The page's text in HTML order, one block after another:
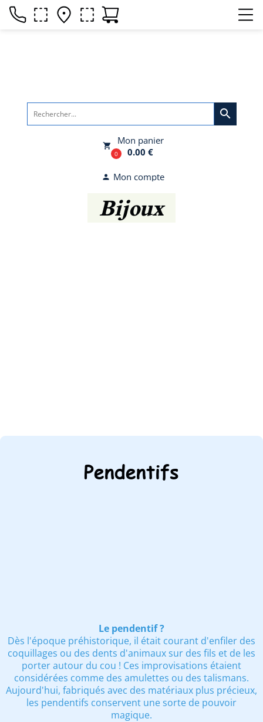
search
local_grocery_store
0
Mon panier
0.00 €
person Mon compte
Bijoux
Pendentifs
Le pendentif ?
Dès l'époque préhistorique, il était courant d'enfiler des
coquillages ou des dents d'animaux sur des fils et de les
porter autour du cou ! Ces improvisations étaient
considérées comme des amulettes ou des talismans.
Aujourd'hui, fabriqués avec des matériaux plus précieux,
les pendentifs conservent une sorte de pouvoir
magique.